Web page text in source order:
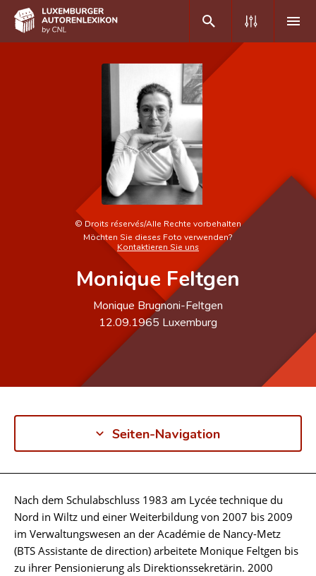
Autor(inn)en A-Z
Erweiterte Suche
Häufige Fragen und Antworten
Forschungsgruppe
©Droits réservés/Alle Rechte vorbehalten
Möchten Sie dieses Foto verwenden?
Kontaktieren Sie uns
Monique Feltgen
Monique Brugnoni-Feltgen
12.09.1965 Luxemburg
Seiten-Navigation
Biographie
Nach dem Schulabschluss 1983 am Lycée technique du
Nord in Wiltz und einer Weiterbildung von 2007 bis 2009
im Verwaltungswesen an der Académie de Nancy-Metz
(BTS Assistante de direction) arbeitete Monique Feltgen bis
zu ihrer Pensionierung als Direktionssekretärin. 2000